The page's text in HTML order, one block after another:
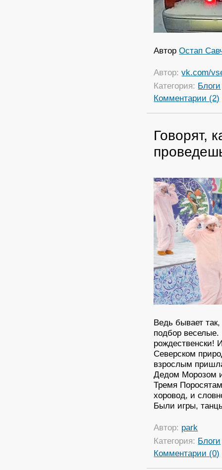
АвторОстап
Автор:vk.com/
Категория: Блоги
Комментарии (2)
Говорят,
Ведь бывает так,
подбор веселые.
рождественски!
Северском
взрослым
Дедом Морозом
Тремя
хоровод, и
Были игры,
Автор: park
Категория: Блоги
Комментарии (0)